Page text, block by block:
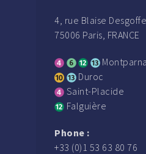
4, rue Blaise Desgoffe
75006 Paris, FRANCE
Duroc
Saint-Placide
Falguière
Phone :
+33 (0)1 53 63 80 76